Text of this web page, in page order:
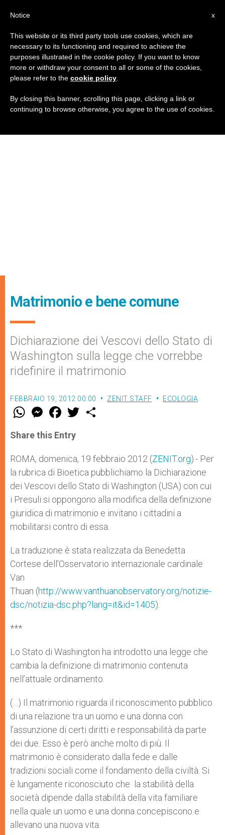
Matrimonio e bene comune
Dichiarazione dei Vescovi dello Stato di
Washington sulla legge che vorrebbe
ridefinire il matrimonio
FEBBRAIO 19, 2012 00:00 ZENIT STAFF ECOLOGIA
W
t
s
p
p
M
e
s
e
g
e
F
a
e
b
o
k
w
r
Share this Entry
ROMA, domenica, 19 febbraio 2012 (ZENIT.org).- Per
la rubrica di Bioetica pubblichiamo la Dichiarazione
dei Vescovi dello Stato di Washington (USA) con cui
i Presuli si oppongono alla modifica della definizione
giuridica di matrimonio e invitano i cittadini a
mobilitarsi contro di essa.
La traduzione è stata realizzata da Benedetta
Cortese dell’Osservatorio internazionale cardinale
Van
Thuan (http://www.vanthuanobservatory.org/notizie-
dsc/notizia-dsc.php?lang=it&id=1405).
***
Lo Stato di Washington ha introdotto una legge che
cambia la definizione di matrimonio contenuta
nell’attuale ordinamento.
(…) Il matrimonio riguarda il riconoscimento pubblico
di una relazione tra un uomo e una donna con
l’assunzione di certi diritti e responsabilità da parte
dei due. Esso è però anche molto di più. Il
matrimonio è considerato dalla fede e dalle
tradizioni sociali come il fondamento della civiltà. Si
è lungamente riconosciuto che la stabilità della
società dipende dalla stabilità della vita familiare
nella quale un uomo e una donna concepiscono e
allevano una nuova vita.
x
Notice
This website or its third party tools use cookies, which are
necessary to its functioning and required to achieve the
purposes illustrated in the cookie policy. If you want to know
more or withdraw your consent to all or some of the cookies,
please refer to the cookie policy
By closing this banner, scrolling this page, clicking a link or
continuing to browse otherwise, you agree to the use of cookies.